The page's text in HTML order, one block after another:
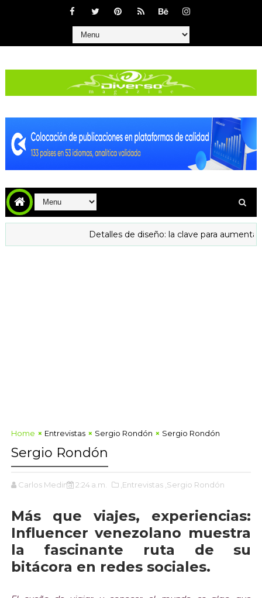
Detalles de diseño: la clave para aumentar la
Home Entrevistas Sergio Rondón Sergio Rondón
Sergio Rondón
Carlos Medina 2:24 a.m. ,Entrevistas ,Sergio Rondón
Más que viajes, experiencias:
Influencer venezolano muestra
la fascinante ruta de su
bitácora en redes sociales.